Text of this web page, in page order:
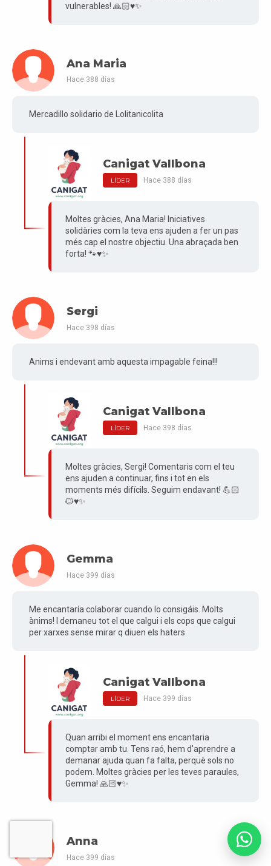
vulnerables! 🙏🏻♥️✨
Ana Maria
Hace 388 días
Mercadillo solidario de Lolitanicolita
Canigat Vallbona
LÍDER Hace 388 días
Moltes gràcies, Ana Maria! Iniciatives
solidàries com la teva ens ajuden a fer un pas
més cap el nostre objectiu. Una abraçada ben
forta! 🐾♥️✨
Sergi
Hace 398 días
Anims i endevant amb aquesta impagable feina!!!
Canigat Vallbona
LÍDER Hace 398 días
Moltes gràcies, Sergi! Comentaris com el teu
ens ajuden a continuar, fins i tot en els
moments més difícils. Seguim endavant! 💪🏻
🐱♥️✨
Gemma
Hace 399 días
Me encantaría colaborar cuando lo consigáis. Molts
ànims! I demaneu tot el que calgui i els cops que calgui
per xarxes sense mirar q diuen els haters
Canigat Vallbona
LÍDER Hace 399 días
Quan arribi el moment ens encantaria
comptar amb tu. Tens raó, hem d'aprendre a
demanar ajuda quan fa falta, perquè sols no
podem. Moltes gràcies per les teves paraules,
Gemma! 🙏🏻♥️✨
Anna
Hace 399 días